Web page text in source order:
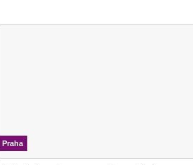
Praha